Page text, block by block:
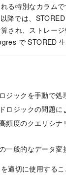
る特別なカラム
降では、
され、ストレー
で STORED
ジックを手動で処
ジックの問題に
頻度のクエリシ
一般的なデータ
適切に使用する